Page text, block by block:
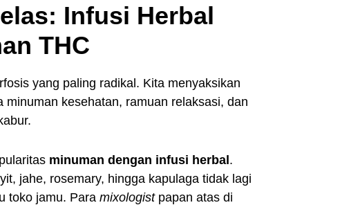
Infusi Herbal
THC
yang paling radikal. Kita menyaksikan
kesehatan, ramuan relaksasi, dan
minuman dengan infusi herbal.
jahe, rosemary, hingga kapulaga tidak lagi
toko jamu. Para mixologistpapan atas di